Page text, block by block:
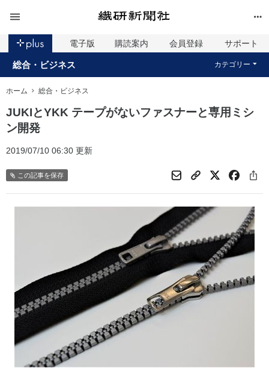
電子版 購読案内 会員登録 サポート
総合・ビジネス カテゴリー
ホーム 総合・ビジネス
JUKIとYKK テープがないファスナーと専用ミシ
ン開発
2019/07/10 06:30 更新
この記事を保存